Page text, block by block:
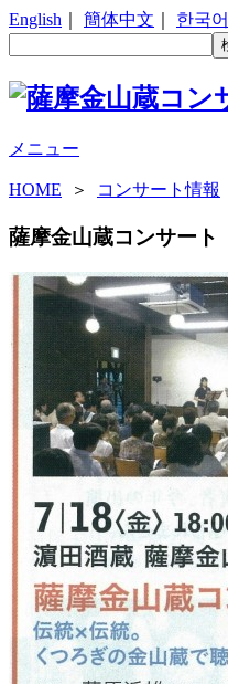
English 簡体中文 한국어
メニュー
HOME ＞ コンサート情報
薩摩金山蔵コンサート